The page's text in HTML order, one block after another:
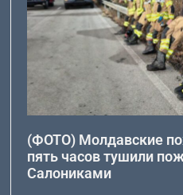
(ФОТО) Молдавские
пять часов тушили
Салониками